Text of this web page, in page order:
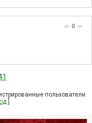
0
пользователи.